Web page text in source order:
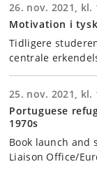
26. nov. 2021, kl.
Motivation i
Tidligere
centrale
25. nov. 2021, kl.
Portuguese
1970s
Book launch and
Liaison Office/